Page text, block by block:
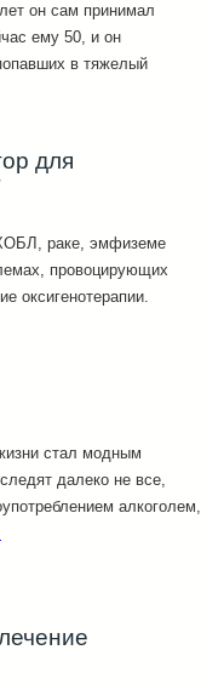
он сам принимал
ему 50, и он
в тяжелый
для
раке, эмфиземе
провоцирующих
оксигенотерапии.
стал модным
далеко не все,
алкоголем,